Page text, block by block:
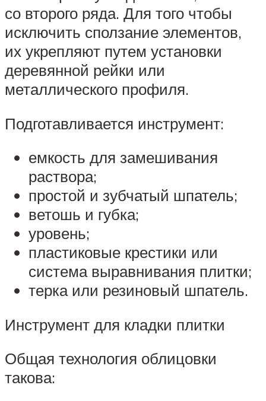
со второго ряда. Для того чтобы
исключить сползание элементов,
их укрепляют путем установки
деревянной рейки или
металлического профиля.
Подготавливается инструмент:
емкость для замешивания
раствора;
простой и зубчатый шпатель;
ветошь и губка;
уровень;
пластиковые крестики или
система выравнивания плитки;
терка или резиновый шпатель.
Инструмент для кладки плитки
Общая технология облицовки
такова: